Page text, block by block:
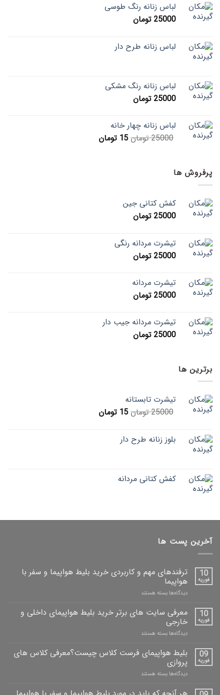
لباس زنانه رنگ طوسی
25000 تومان
لباس زنانه طرح دار
لباس زنانه رنگ مشکی
25000 تومان
لباس زنانه چهار خانه
25000 تومان 15 تومان
پرفروش ها
کفش کتانی جین
25000 تومان
تیشرت مردانه رنگی
25000 تومان
تیشرت مردانه
25000 تومان
تیشرت مردانه جیب دار
25000 تومان
برترین ها
تیشرت تابستانه
25000 تومان 15 تومان
بلوز زنانه طرح دار
کفش کتانی مردانه
آخرین پست ها
10
فوریه
ترفندهای مهم و کاربردی خرید بلیط هواپیما و سفر با
هواپیما
دیدگاه‌ها بسته هستند
10
فوریه
معرفی سایت های برتر خرید بلیط هواپیمای داخلی و
خارجی
دیدگاه‌ها بسته هستند
09
فوریه
بلیط هواپیمای فرست کلاس چیست؟معرفی کلاس های
پروازی
دیدگاه‌ها بسته هستند